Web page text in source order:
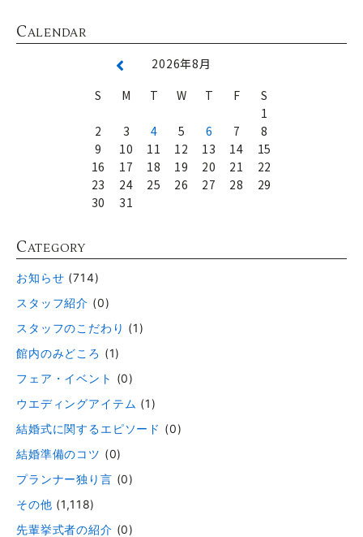
CALENDAR
2026年8月
S
M T W T F
S
1
2
3 4 5 6 7
8
9
10 11 12 13 14
15
16
17 18 19 20 21
22
23
24 25 26 27 28
29
30
31
CATEGORY
お知らせ (714)
スタッフ紹介 (0)
スタッフのこだわり (1)
館内のみどころ (1)
フェア・イベント (0)
ウエディングアイテム (1)
結婚式に関するエピソード (0)
結婚準備のコツ (0)
プランナー独り言 (0)
その他 (1,118)
先輩挙式者の紹介 (0)